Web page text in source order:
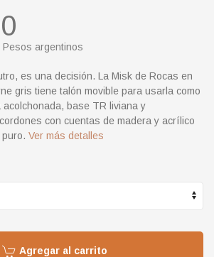
argentinos
es una decisión. La Misk de Rocas en
gris tiene talón movible para usarla como
base TR liviana y
con cuentas de madera y acrílico
Ver más detalles
Agregar al carrito